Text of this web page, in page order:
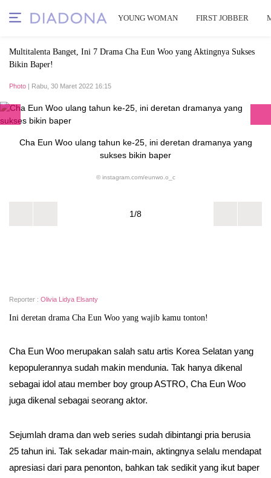
YOUNG WOMAN FIRST JOBBER
Multitalenta Banget, Ini 7 Drama Cha Eun Woo yang Aktingnya Sukses
Bikin Baper!
Photo | Rabu, 30 Maret 2022 16:15
Cha Eun Woo ulang tahun ke-25, ini deretan dramanya yang
sukses bikin baper
© instagram.com/eunwo.o_c
1/8
Reporter : Olivia Lidya Elsanty
Ini deretan drama Cha Eun Woo yang wajib kamu tonton!
Cha Eun Woo merupakan salah satu artis Korea Selatan yang
kepopulerannya sudah makin mendunia. Tak hanya dikenal
sebagai idol atau member boy group ASTRO, Cha Eun Woo
juga dikenal sebagai seorang aktor.
Sejumlah drama dan web series sudah dibintangi pria berusia
25 tahun ini. Tak sekadar main-main, aktingnya selalu mendapat
apresiasi dari para penonton, bahkan tak sedikit yang ikut baper